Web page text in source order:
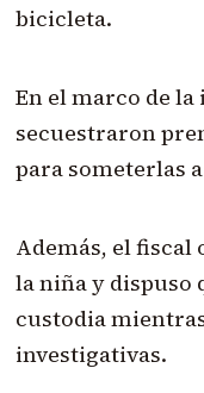
bicicleta.
En el marco de
secuestraron
para someterlas
Además, el fiscal
la niña y dispuso
custodia
investigativas.